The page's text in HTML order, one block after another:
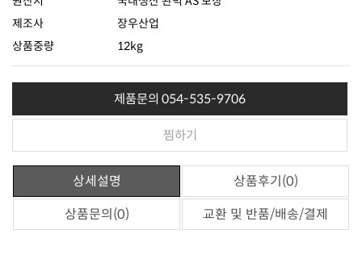
제조사
장우산업
상품중량
12kg
제품문의 054-535-9706
찜하기
상세설명
상품후기(0)
상품문의(0)
교환 및 반품/배송/결제